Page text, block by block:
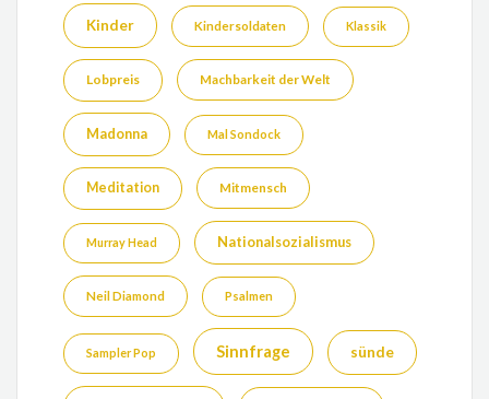
Kinder Kindersoldaten Klassik
Lobpreis Machbarkeit der Welt
Madonna Mal Sondock
Meditation Mitmensch
Murray Head Nationalsozialismus
Neil Diamond Psalmen
Sampler Pop Sinnfrage sünde